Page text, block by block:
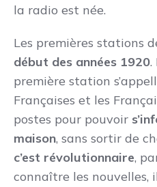
la radio est née.
Les premières stations
début des années 1920.
première station
Françaises et les
postes pour pouvoir
maison, sans sortir de
c’est révolutionnaire,
connaître les